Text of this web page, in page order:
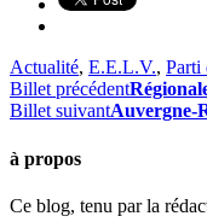
Actualité, E.E.L.V., Parti
Billet précédent
Billet suivantAuvergne-
à propos
Ce blog, tenu par la